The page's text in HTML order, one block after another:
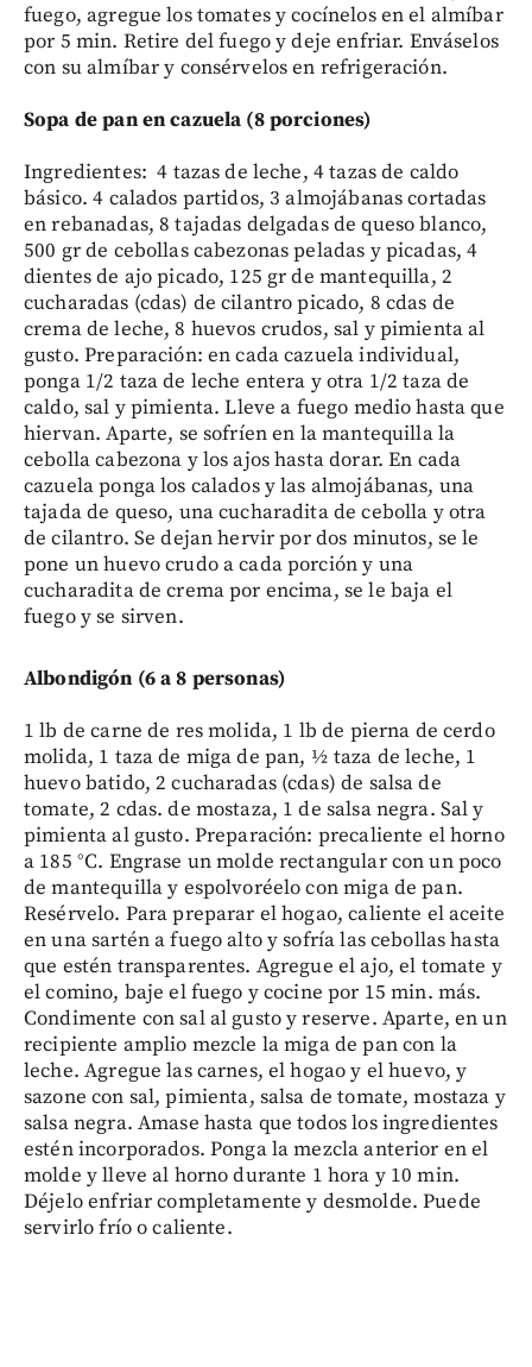
fuego, agregue los tomates y cocínelos en el almíbar
por 5 min. Retire del fuego y deje enfriar. Enváselos
con su almíbar y consérvelos en refrigeración.
Sopa de pan en cazuela (8 porciones)
Ingredientes: 4 tazas de leche, 4 tazas de caldo
básico. 4 calados partidos, 3 almojábanas cortadas
en rebanadas, 8 tajadas delgadas de queso blanco,
500 gr de cebollas cabezonas peladas y picadas, 4
dientes de ajo picado, 125 gr de mantequilla, 2
cucharadas (cdas) de cilantro picado, 8 cdas de
crema de leche, 8 huevos crudos, sal y pimienta al
gusto. Preparación: en cada cazuela individual,
ponga 1/2 taza de leche entera y otra 1/2 taza de
caldo, sal y pimienta. Lleve a fuego medio hasta que
hiervan. Aparte, se sofríen en la mantequilla la
cebolla cabezona y los ajos hasta dorar. En cada
cazuela ponga los calados y las almojábanas, una
tajada de queso, una cucharadita de cebolla y otra
de cilantro. Se dejan hervir por dos minutos, se le
pone un huevo crudo a cada porción y una
cucharadita de crema por encima, se le baja el
fuego y se sirven.
Albondigón (6 a 8 personas)
1 lb de carne de res molida, 1 lb de pierna de cerdo
molida, 1 taza de miga de pan, ½ taza de leche, 1
huevo batido, 2 cucharadas (cdas) de salsa de
tomate, 2 cdas. de mostaza, 1 de salsa negra. Sal y
pimienta al gusto. Preparación: precaliente el horno
a 185 °C. Engrase un molde rectangular con un poco
de mantequilla y espolvoréelo con miga de pan.
Resérvelo. Para preparar el hogao, caliente el aceite
en una sartén a fuego alto y sofría las cebollas hasta
que estén transparentes. Agregue el ajo, el tomate y
el comino, baje el fuego y cocine por 15 min. más.
Condimente con sal al gusto y reserve. Aparte, en un
recipiente amplio mezcle la miga de pan con la
leche. Agregue las carnes, el hogao y el huevo, y
sazone con sal, pimienta, salsa de tomate, mostaza y
salsa negra. Amase hasta que todos los ingredientes
estén incorporados. Ponga la mezcla anterior en el
molde y lleve al horno durante 1 hora y 10 min.
Déjelo enfriar completamente y desmolde. Puede
servirlo frío o caliente.